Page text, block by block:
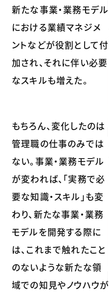
新たな事業・業務モデル
における業績マネジメ
ントなどが役割として付
加され、それに伴い必要
なスキルも増えた。
もちろん、変化したのは
管理職の仕事のみでは
ない。事業・業務モデル
が変われば、「実務で必
要な知識・スキル」も変
わり、新たな事業・業務
モデルを開発する際に
は、これまで触れたこと
のないような新たな領
域での知見やノウハウが